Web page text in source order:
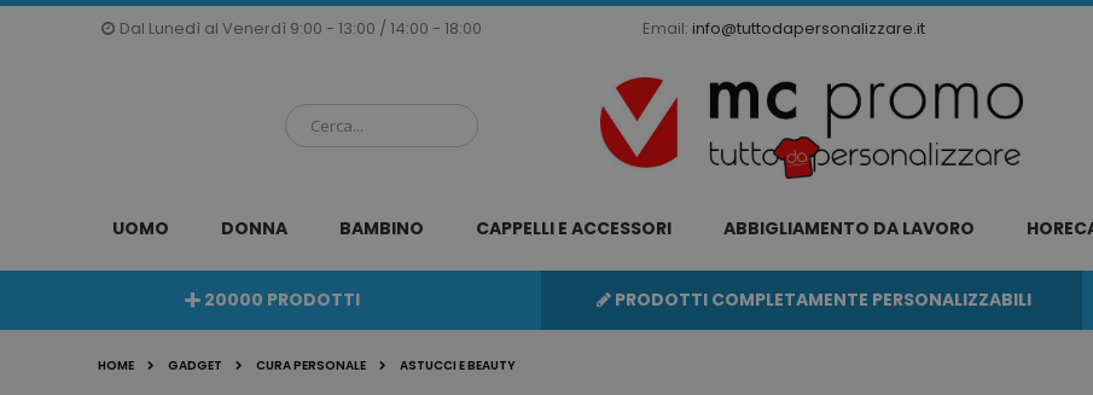
Dal Lunedì al Venerdì 9:00 - 13:00 / 14:00 - 18:00 Email: info@tuttodapersonalizzare.it
Salta
UOMO DONNA BAMBINO CAPPELLI E ACCESSORI ABBIGLIAMENTO DA LAVORO
20000 PRODOTTI PRODOTTI COMPLETAMENTE PERSONALIZZABILI
HOME GADGET CURA PERSONALE ASTUCCI E BEAUTY